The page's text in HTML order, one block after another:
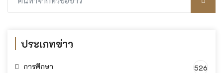
ประเภทข่าว
การศึกษา 526